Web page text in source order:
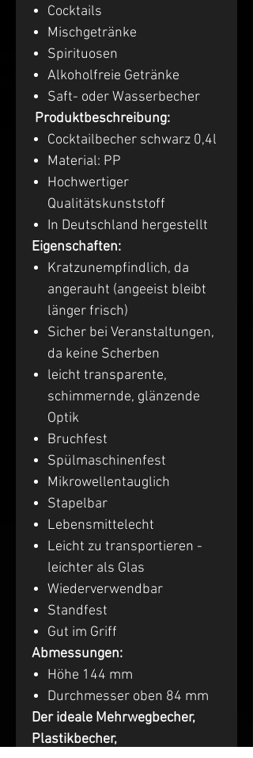
Cocktails
Mischgetränke
Spirituosen
Alkoholfreie Getränke
Saft- oder Wasserbecher
Produktbeschreibung:
Cocktailbecher schwarz 0,4l
Material: PP
Hochwertiger
Qualitätskunststoff
In Deutschland hergestellt
Eigenschaften:
Kratzunempfindlich, da
angerauht (angeeist bleibt
länger frisch)
Sicher bei Veranstaltungen,
da keine Scherben
leicht transparente,
schimmernde, glänzende
Optik
Bruchfest
Spülmaschinenfest
Mikrowellentauglich
Stapelbar
Lebensmittelecht
Leicht zu transportieren -
leichter als Glas
Wiederverwendbar
Standfest
Gut im Griff
Abmessungen:
Höhe 144 mm
Durchmesser oben 84 mm
Der ideale Mehrwegbecher,
Plastikbecher,